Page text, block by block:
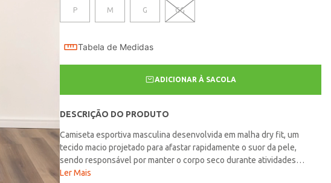
P M G GG
Tabela de Medidas
ADICIONAR À SACOLA
DESCRIÇÃO DO PRODUTO
Camiseta esportiva masculina desenvolvida em malha dry fit, um
tecido macio projetado para afastar rapidamente o suor da pele,
sendo responsável por manter o corpo seco durante atividades
físicas. O modelo apresenta gola redonda com reforço interno,
Ler Mais